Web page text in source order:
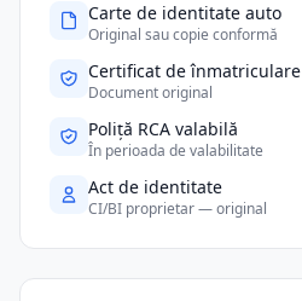
Carte de identitate auto
Original sau copie conformă
Certificat de înmatriculare
Document original
Poliță RCA valabilă
În perioada de valabilitate
Act de identitate
CI/BI proprietar — original